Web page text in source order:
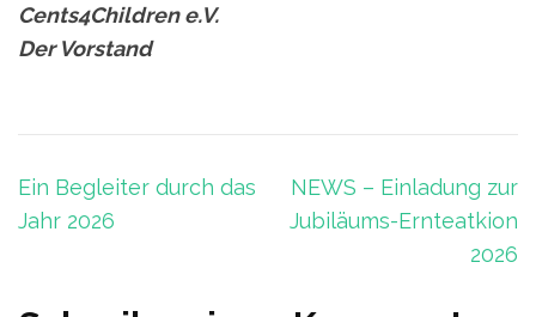
Cents4Children e.V.
Der Vorstand
Beitragsnavigation
Ein Begleiter durch das
Jahr 2026
NEWS – Einladung zur
Jubiläums-Ernteatkion
2026